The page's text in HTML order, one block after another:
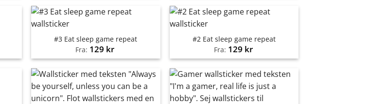
#3 Eat sleep game repeat
Fra: 129 kr
#2 Eat sleep game repeat
Fra: 129 kr